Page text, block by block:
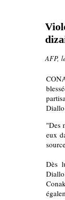
AFP,
"Des
eux
Dès